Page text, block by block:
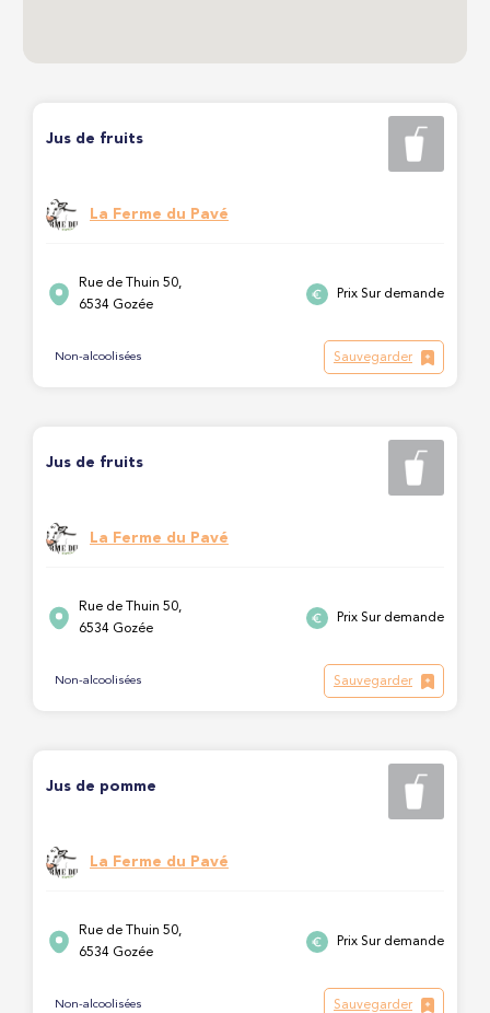
Jus de fruits
La Ferme du Pavé
Rue de Thuin 50,
6534 Gozée
Prix Sur demande
Non-alcoolisées Sauvegarder
Jus de fruits
La Ferme du Pavé
Rue de Thuin 50,
6534 Gozée
Prix Sur demande
Non-alcoolisées Sauvegarder
Jus de pomme
La Ferme du Pavé
Rue de Thuin 50,
6534 Gozée
Prix Sur demande
Non-alcoolisées Sauvegarder